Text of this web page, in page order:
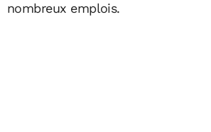
nombreux emplois.